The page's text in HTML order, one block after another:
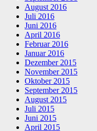
August 2016
Juli 2016
Juni 2016
April 2016
Februar 2016
Januar 2016
Dezember 2015
November 2015
Oktober 2015
September 2015
August 2015
Juli 2015
Juni 2015
April 2015